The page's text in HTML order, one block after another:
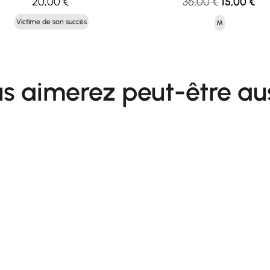
Victime de son succès
prix
initial
M
aimerez peut-être